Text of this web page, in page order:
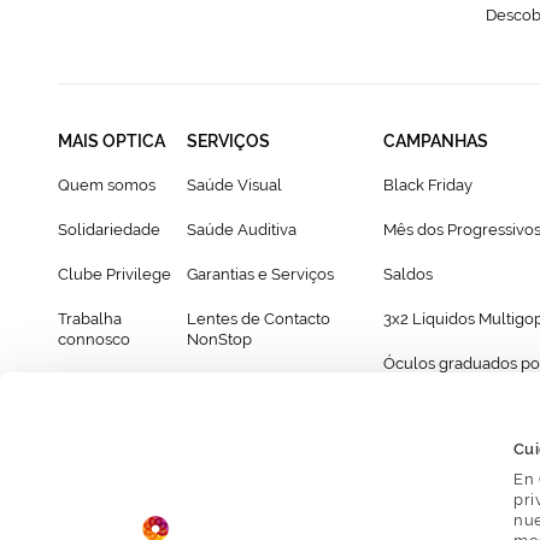
En
MAIS OPTICA
Quem somos
Solidariedade
Clube Privilege
Trabalha
connosco
SERVIÇOS
Saúde Visual
Saúde Auditiva
Garantias e Serviços
Lentes de Contacto
NonStop
CAMPANHAS
Black Friday
Mês dos Progressivos
Saldos
3x2 Líquidos
Óculos graduados